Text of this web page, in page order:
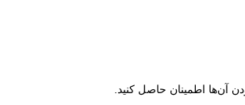
آن‌ها اطمینان حاصل کنید.